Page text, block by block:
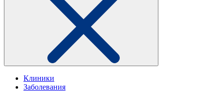
Клиники
Заболевания